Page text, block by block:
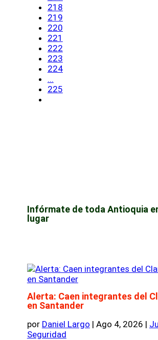
218
219
220
221
222
223
224
...
225
Infórmate de toda Antioquia
lugar
Alerta: Caen integrantes del
en Santander
por Daniel Largo | Ago 4, 2026 |
Seguridad